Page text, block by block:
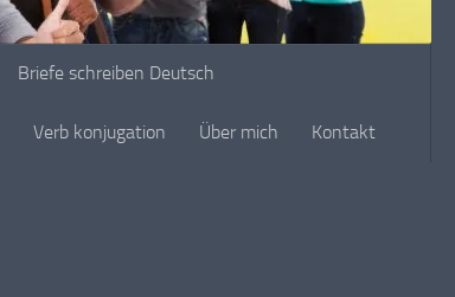
Briefe schreiben Deutsch
Verb konjugation Über mich Kontakt